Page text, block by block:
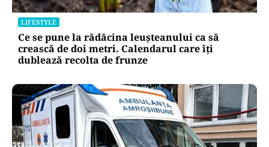
LIFESTYLE
Ce se pune la rădăcina leușteanului ca să
crească de doi metri. Calendarul care îți
dublează recolta de frunze